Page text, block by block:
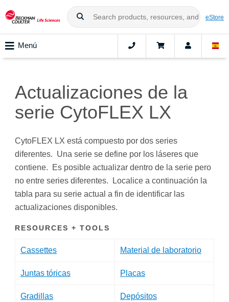
eStore
Menú
Actualizaciones de la
serie CytoFLEX LX
CytoFLEX LX está compuesto por dos series
diferentes. Una serie se define por los láseres que
contiene. Es posible actualizar dentro de la serie pero
no entre series diferentes. Localice a continuación la
tabla para su serie actual a fin de identificar las
actualizaciones disponibles.
RESOURCES + TOOLS
Cassettes Material de laboratorio
Juntas tóricas Placas
Gradillas Depósitos